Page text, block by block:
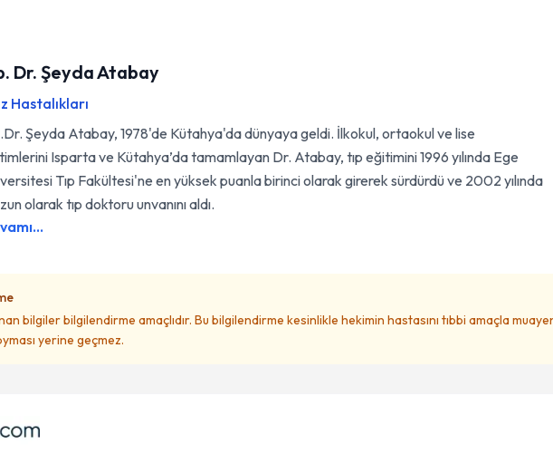
Dr. Şeyda Atabay
Hastalıkları
Şeyda Atabay, 1978'de Kütahya'da dünyaya geldi. İlkokul, ortaokul ve lise
Isparta ve Kütahya’da tamamlayan Dr. Atabay, tıp eğitimini 1996 yılında Ege
Tıp Fakültesi'ne en yüksek puanla birinci olarak girerek sürdürdü ve 2002 yılında
olarak tıp doktoru unvanını aldı.
bilgiler bilgilendirme amaçlıdır. Bu bilgilendirme kesinlikle hekimin hastasını tıbbi amaçla
yerine geçmez.